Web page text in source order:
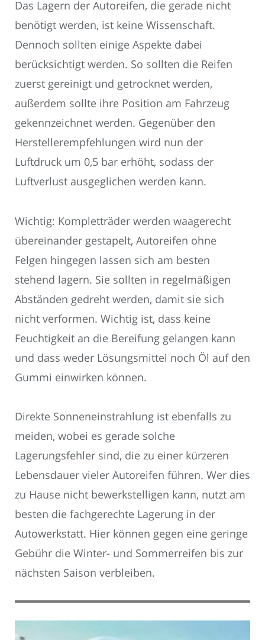
Das Lagern der Autoreifen, die gerade nicht
benötigt werden, ist keine Wissenschaft.
Dennoch sollten einige Aspekte dabei
berücksichtigt werden. So sollten die Reifen
zuerst gereinigt und getrocknet werden,
außerdem sollte ihre Position am Fahrzeug
gekennzeichnet werden. Gegenüber den
Herstellerempfehlungen wird nun der
Luftdruck um 0,5 bar erhöht, sodass der
Luftverlust ausgeglichen werden kann.
Wichtig: Kompletträder werden waagerecht
übereinander gestapelt, Autoreifen ohne
Felgen hingegen lassen sich am besten
stehend lagern. Sie sollten in regelmäßigen
Abständen gedreht werden, damit sie sich
nicht verformen. Wichtig ist, dass keine
Feuchtigkeit an die Bereifung gelangen kann
und dass weder Lösungsmittel noch Öl auf den
Gummi einwirken können.
Direkte Sonneneinstrahlung ist ebenfalls zu
meiden, wobei es gerade solche
Lagerungsfehler sind, die zu einer kürzeren
Lebensdauer vieler Autoreifen führen. Wer dies
zu Hause nicht bewerkstelligen kann, nutzt am
besten die fachgerechte Lagerung in der
Autowerkstatt. Hier können gegen eine geringe
Gebühr die Winter- und Sommerreifen bis zur
nächsten Saison verbleiben.